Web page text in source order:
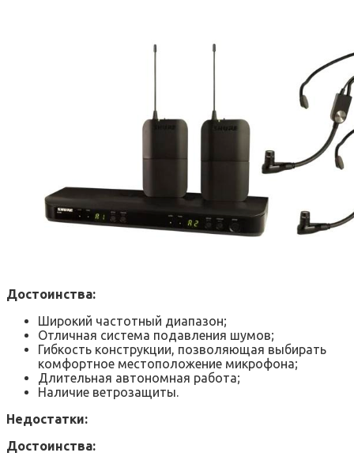
Достоинства:
Широкий частотный диапазон;
Отличная система подавления шумов;
Гибкость конструкции, позволяющая выбирать
комфортное местоположение микрофона;
Длительная автономная работа;
Наличие ветрозащиты.
Недостатки:
Достоинства: